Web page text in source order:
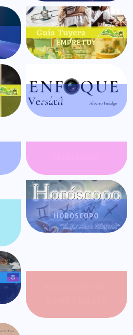
EMPRETUY
ENFOQUE VERSÁTIL
HORÓSCOPO